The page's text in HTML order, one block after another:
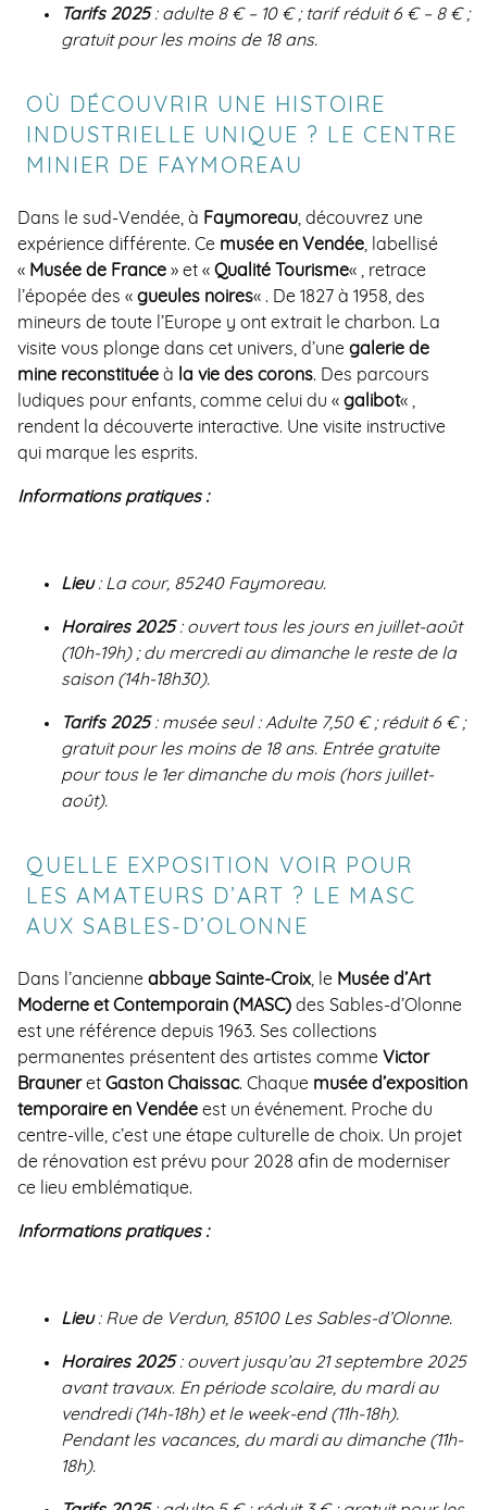
Tarifs 2025: adulte 8 € – 10 € ; tarif réduit 6 € – 8 € ;
gratuit pour les moins de 18 ans.
OÙ DÉCOUVRIR UNE HISTOIRE
INDUSTRIELLE UNIQUE ? LE CENTRE
MINIER DE FAYMOREAU
Dans le sud-Vendée, à Faymoreau , découvrez une
expérience différente. Ce musée en Vendée , labellisé
« Musée de France » et « Qualité Tourisme« , retrace
l’épopée des « gueules noires« . De 1827 à 1958, des
mineurs de toute l’Europe y ont extrait le charbon. La
visite vous plonge dans cet univers, d’une galerie de
mine reconstituée à la vie des corons. Des parcours
ludiques pour enfants, comme celui du « galibot« ,
rendent la découverte interactive. Une visite instructive
qui marque les esprits.
Informations pratiques :
Lieu: La cour, 85240 Faymoreau.
Horaires 2025: ouvert tous les jours en juillet-août
(10h-19h) ; du mercredi au dimanche le reste de la
saison (14h-18h30).
Tarifs 2025: musée seul : Adulte 7,50 € ; réduit 6 € ;
gratuit pour les moins de 18 ans. Entrée gratuite
pour tous le 1er dimanche du mois (hors juillet-
août).
QUELLE EXPOSITION VOIR POUR
LES AMATEURS D’ART ? LE MASC
AUX SABLES-D’OLONNE
Dans l’ancienne abbaye Sainte-Croix , le Musée d’Art
Moderne et Contemporain (MASC) des Sables-d’Olonne
est une référence depuis 1963. Ses collections
permanentes présentent des artistes comme Victor
Brauneret Gaston Chaissac. Chaque musée d’exposition
temporaire en Vendée est un événement. Proche du
centre-ville, c’est une étape culturelle de choix. Un projet
de rénovation est prévu pour 2028 afin de moderniser
ce lieu emblématique.
Informations pratiques :
Lieu: Rue de Verdun, 85100 Les Sables-d’Olonne.
Horaires 2025: ouvert jusqu’au 21 septembre 2025
avant travaux. En période scolaire, du mardi au
vendredi (14h-18h) et le week-end (11h-18h).
Pendant les vacances, du mardi au dimanche (11h-
18h).